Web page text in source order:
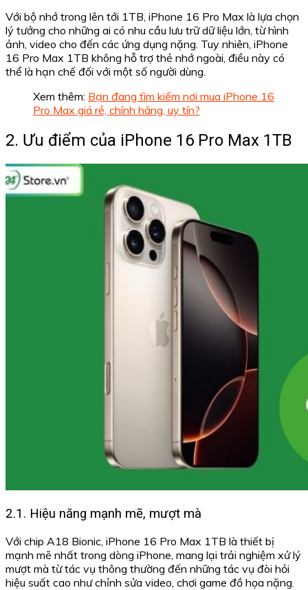
Với bộ nhớ trong lên tới 1TB, iPhone 16 Pro Max là lựa chọn
lý tưởng cho những ai có nhu cầu lưu trữ dữ liệu lớn, từ hình
ảnh, video cho đến các ứng dụng nặng. Tuy nhiên, iPhone
16 Pro Max 1TB không hỗ trợ thẻ nhớ ngoài, điều này có
thể là hạn chế đối với một số người dùng.
Xem thêm: Bạn đang tìm kiếm nơi mua iPhone 16
Pro Max giá rẻ, chính hãng, uy tín?
2. Ưu điểm của iPhone 16 Pro Max 1TB
2.1. Hiệu năng mạnh mẽ, mượt mà
Với chip A18 Bionic, iPhone 16 Pro Max 1TB là thiết bị
mạnh mẽ nhất trong dòng iPhone, mang lại trải nghiệm xử lý
mượt mà từ tác vụ thông thường đến những tác vụ đòi hỏi
hiệu suất cao như chỉnh sửa video, chơi game đồ họa nặng.